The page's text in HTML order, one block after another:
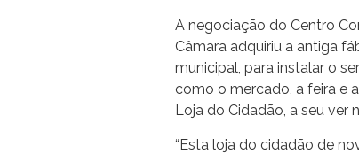
A negociação do Centro
Câmara adquiriu a antiga
municipal, para instalar o
como o mercado, a feira e
Loja do Cidadão, a seu ver
“Esta loja do cidadão de